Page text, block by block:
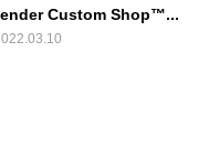
Custom Shop™...